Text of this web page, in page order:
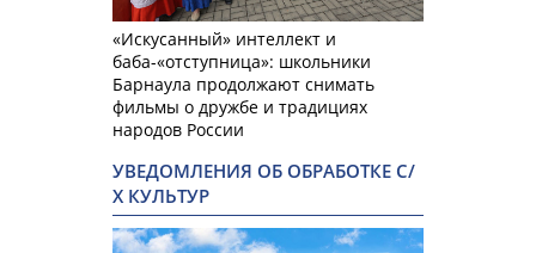
«Искусанный» интеллект и
баба-«отступница»: школьники
Барнаула продолжают снимать
фильмы о дружбе и традициях
народов России
УВЕДОМЛЕНИЯ ОБ ОБРАБОТКЕ С/
Х КУЛЬТУР